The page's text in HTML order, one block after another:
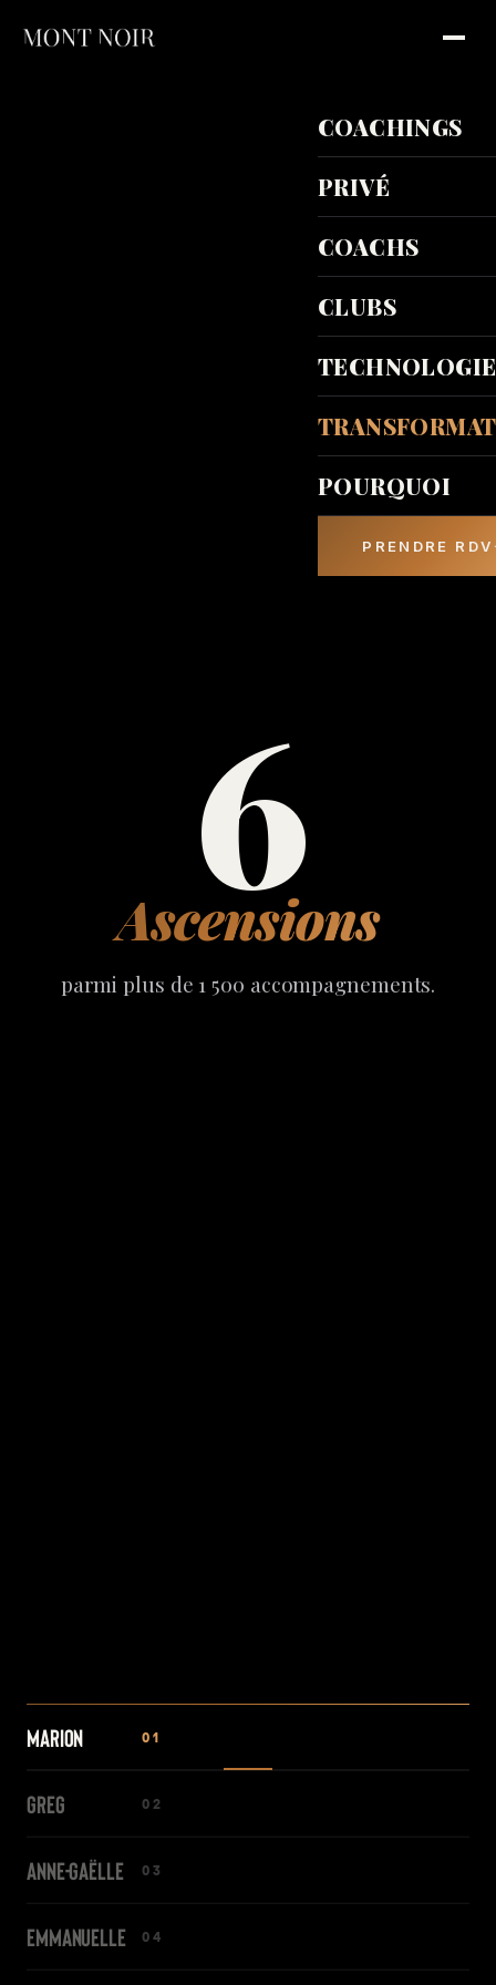
COACHINGS
PRIVÉ
COACHS
CLUBS
POURQUOI
PRENDRE RDV
6
Ascensions
parmi plus de 1 500 accompagnements.
01
MARION
02
GREG
03
ANNE-GAËLLE
04
EMMANUELLE